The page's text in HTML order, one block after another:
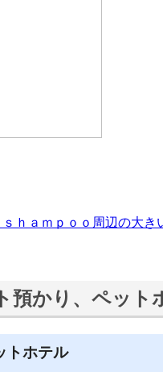
ｈａｍｐｏｏ周辺の大き
預かり、ペット
トホテル